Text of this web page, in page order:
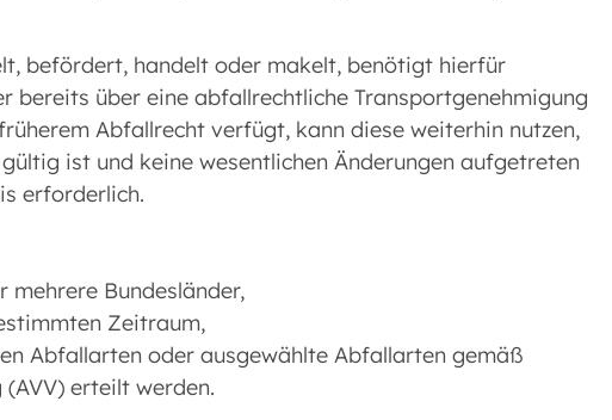
befördert, handelt oder makelt, benötigt hierfür
bereits über eine abfallrechtliche Transportgenehmigung
Abfallrecht verfügt, kann diese weiterhin nutzen,
ist und keine wesentlichen Änderungen aufgetreten
erforderlich.
Bundesländer,
Zeitraum,
Abfallarten oder ausgewählte Abfallarten gemäß
erteilt werden.